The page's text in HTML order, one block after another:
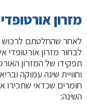
מזרון
לאחר שהחלטתם לרכוש
לבחור מזרון אורטופדי
תפקידו של המזרון
וחוויית שינה עמוקה
חומרים שכדאי שתכירו
השינה: